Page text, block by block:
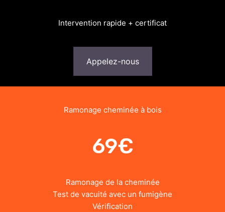
Intervention rapide + certificat
Appelez-nous
Ramonage cheminée à bois
69€
Ramonage de la cheminée
Test de vacuité avec un fumigène
Vérification